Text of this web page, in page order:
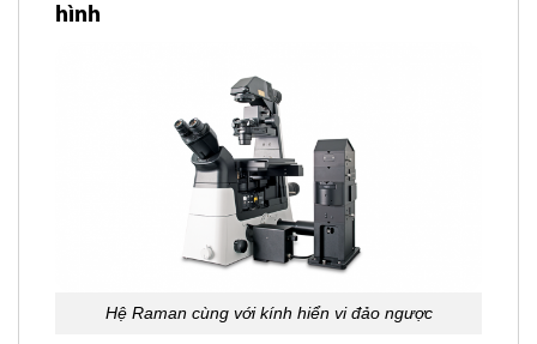
hình
Hệ Raman cùng với kính hiển vi đảo ngược